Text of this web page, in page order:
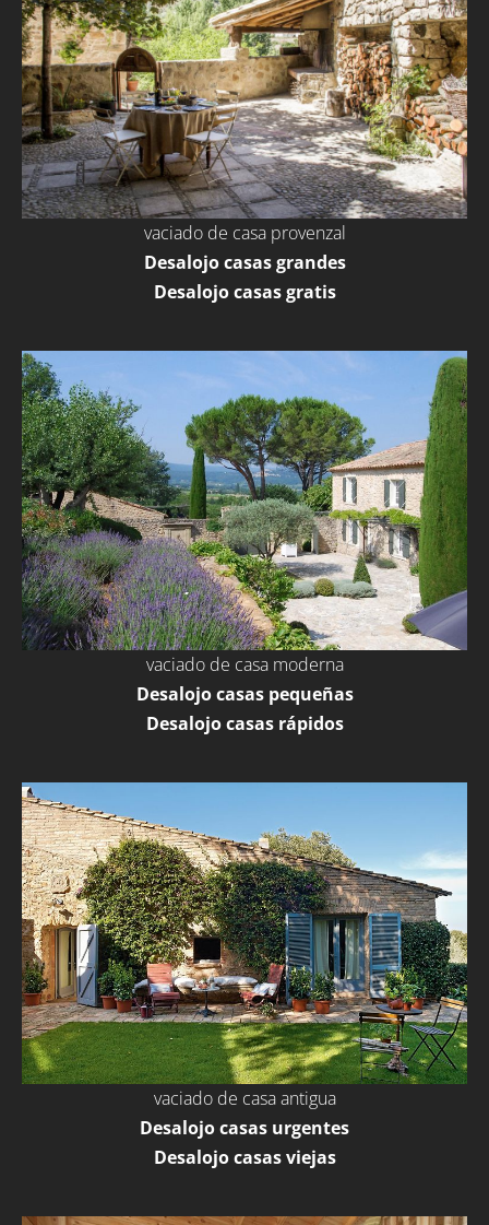
vaciado de casa provenzal
Desalojo casas grandes
Desalojo casas gratis
vaciado de casa moderna
Desalojo casas pequeñas
Desalojo casas rápidos
vaciado de casa antigua
Desalojo casas urgentes
Desalojo casas viejas